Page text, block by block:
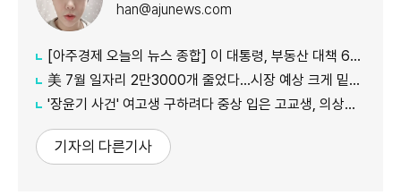
han@ajunews.com
[아주경제 오늘의 뉴스 종합] 이 대통령, 부동산 대책 6시간 점검…"기존 방식 벗어나 과감히 실행" 外
美 7월 일자리 2만3000개 줄었다…시장 예상 크게 밑돈 '고용 쇼크'
'장윤기 사건' 여고생 구하려다 중상 입은 고교생, 의상자 인정
기자의 다른기사